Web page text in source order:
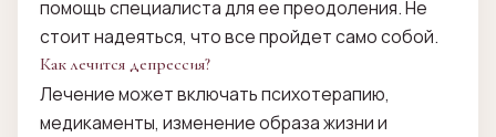
помощь специалиста для ее преодоления. Не
стоит надеяться, что все пройдет само собой.
Как лечится депрессия?
Лечение может включать психотерапию,
медикаменты, изменение образа жизни и